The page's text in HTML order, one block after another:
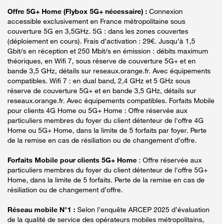
Offre 5G+ Home (Flybox 5G+ nécessaire) : Connexion
accessible exclusivement en France métropolitaine sous
couverture 5G en 3,5GHz. 5G : dans les zones couvertes
(déploiement en cours). Frais d’activation : 29€. Jusqu’à 1,5
Gbit/s en réception et 250 Mbit/s en émission : débits maximum
théoriques, en Wifi 7, sous réserve de couverture 5G+ et en
bande 3,5 GHz, détails sur reseaux.orange.fr. Avec équipements
compatibles. Wifi 7 : en dual band, 2,4 GHz et 5 GHz sous
réserve de couverture 5G+ et en bande 3,5 GHz, détails sur
reseaux.orange.fr. Avec équipements compatibles. Forfaits Mobile
pour clients 4G Home ou 5G+ Home : Offre réservée aux
particuliers membres du foyer du client détenteur de l'offre 4G
Home ou 5G+ Home, dans la limite de 5 forfaits par foyer. Perte
de la remise en cas de résiliation ou de changement d’offre.
Forfaits Mobile pour clients 5G+ Home : Offre réservée aux
particuliers membres du foyer du client détenteur de l'offre 5G+
Home, dans la limite de 5 forfaits. Perte de la remise en cas de
résiliation ou de changement d’offre.
Réseau mobile N°1 : Selon l’enquête ARCEP 2025 d’évaluation
de la qualité de service des opérateurs mobiles métropolitains,